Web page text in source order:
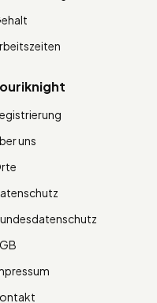
uns